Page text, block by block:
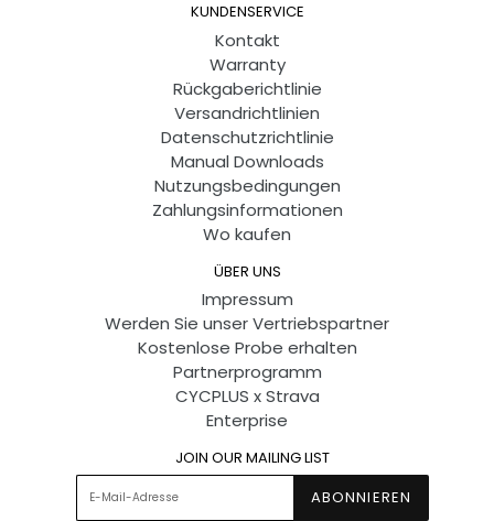
KUNDENSERVICE
Kontakt
Warranty
Rückgaberichtlinie
Versandrichtlinien
Datenschutzrichtlinie
Manual Downloads
Nutzungsbedingungen
Zahlungsinformationen
Wo kaufen
ÜBER UNS
Impressum
Werden Sie unser Vertriebspartner
Kostenlose Probe erhalten
Partnerprogramm
CYCPLUS x Strava
Enterprise
JOIN OUR MAILING LIST
ABONNIEREN